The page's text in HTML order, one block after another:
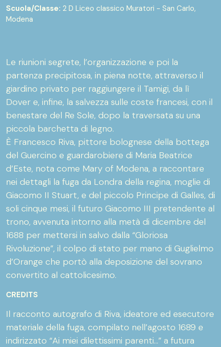
Scuola/Classe: 2 D Liceo classico Muratori - San Carlo,
Modena
Le riunioni segrete, l’organizzazione e poi la
partenza precipitosa, in piena notte, attraverso il
giardino privato per raggiungere il Tamigi, da lì
Dover e, infine, la salvezza sulle coste francesi, con il
benestare del Re Sole, dopo la traversata su una
piccola barchetta di legno.
È Francesco Riva, pittore bolognese della bottega
del Guercino e guardarobiere di Maria Beatrice
d’Este, nota come Mary of Modena, a raccontare
nei dettagli la fuga da Londra della regina, moglie di
Giacomo II Stuart, e del piccolo Principe di Galles, di
soli cinque mesi, il futuro Giacomo III pretendente al
trono, avvenuta intorno alla metà di dicembre del
1688 per mettersi in salvo dalla “Gloriosa
Rivoluzione”, il colpo di stato per mano di Guglielmo
d’Orange che portò alla deposizione del sovrano
convertito al cattolicesimo.
CREDITS
Il racconto autografo di Riva, ideatore ed esecutore
materiale della fuga, compilato nell’agosto 1689 e
indirizzato “Ai miei dilettissimi parenti…” a futura